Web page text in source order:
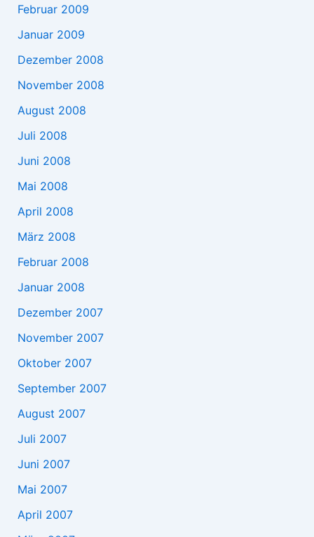
Februar 2009
Januar 2009
Dezember 2008
November 2008
August 2008
Juli 2008
Juni 2008
Mai 2008
April 2008
März 2008
Februar 2008
Januar 2008
Dezember 2007
November 2007
Oktober 2007
September 2007
August 2007
Juli 2007
Juni 2007
Mai 2007
April 2007